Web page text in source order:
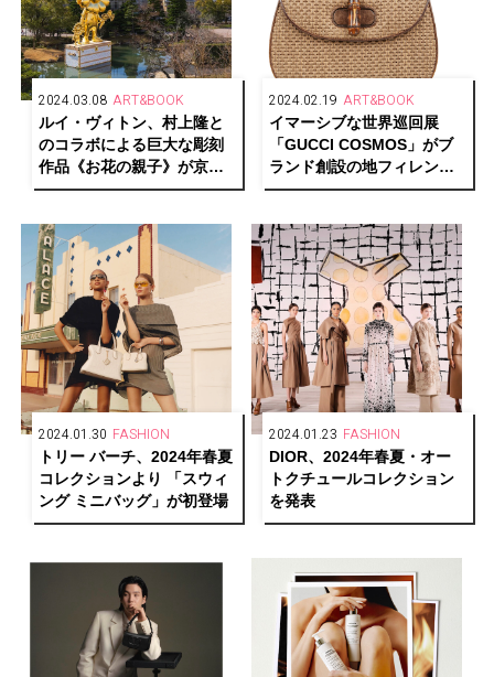
2024.03.08 ART&BOOK
ルイ・ヴィトン、村上隆と
のコラボによる巨大な彫刻
作品《お花の親子》が京都
市京セラ美術館の日本庭園
2024.02.19 ART&BOOK
イマーシブな世界巡回展
「GUCCI COSMOS」がブ
ランド創設の地フィレンツ
ェの姉妹都市・京都に上陸
2024.01.30 FASHION
トリー バーチ、2024年春夏
コレクションより 「スウィ
ング ミニバッグ」が初登場
2024.01.23 FASHION
DIOR、2024年春夏・オー
トクチュールコレクション
を発表